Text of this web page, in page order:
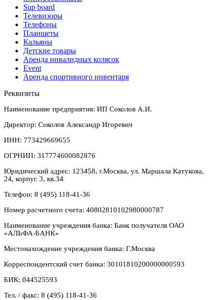
Sup board
Телевизоры
Телефоны
Планшеты
Кальяны
Детские товары
Аренда инвалидных колясок
Event
Аренда спортивного инвентаря
Реквизиты
Наименование предприятия: ИП Соколов А.И.
Директор: Соколов Александр Игоревич
ИНН: 773429669655
ОГРНИП: 317774600082876
Юридический адрес: 123458, г.Москва, ул. Маршала Катукова,
24, корпус 3, кв.34
Телефон: 8 (495) 118-41-36
Номер расчетного счета: 40802810102980000787
Наименование учреждения банка: Банк получателя ОАО
«АЛЬФА-БАНК»
Местонахождение учреждения банка: Г.Москва
Корреспондентский счет банка: 30101810200000000593
БИК: 044525593
Тел. / факс: 8 (495) 118-41-36